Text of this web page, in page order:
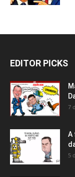
EDITOR PICKS
7
A
5